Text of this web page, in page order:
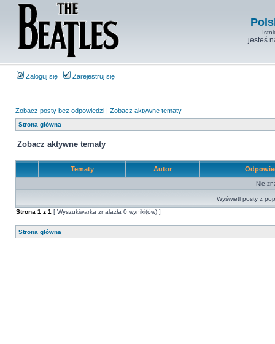
jesteś
Zaloguj się Zarejestruj się
Zobacz posty bez odpowiedzi | Zobacz aktywne tematy
Strona główna
Zobacz aktywne tematy
Tematy Autor
Nie
Wyświetl posty z
Strona 1 z 1 [ Wyszukiwarka znalazła 0 wyniki(ów) ]
Strona główna